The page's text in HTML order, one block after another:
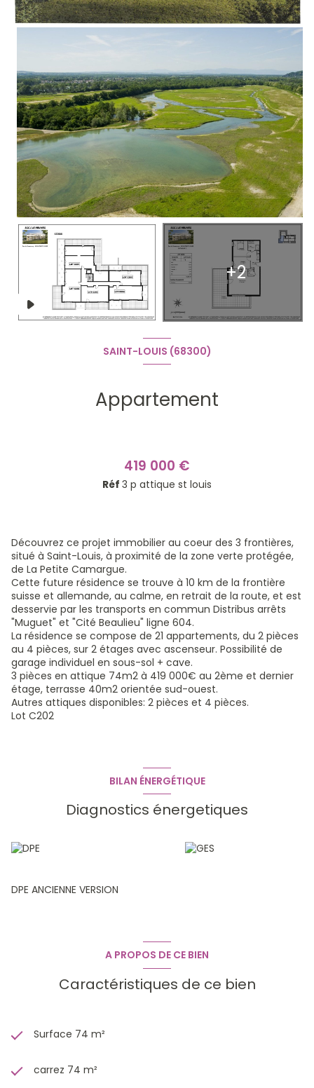
+2
SAINT-LOUIS (68300)
Appartement
419 000 €
Réf 3 p attique st louis
Découvrez ce projet immobilier au coeur des 3 frontières,
situé à Saint-Louis, à proximité de la zone verte protégée,
de La Petite Camargue.
Cette future résidence se trouve à 10 km de la frontière
suisse et allemande, au calme, en retrait de la route, et est
desservie par les transports en commun Distribus arrêts
"Muguet" et "Cité Beaulieu" ligne 604.
La résidence se compose de 21 appartements, du 2 pièces
au 4 pièces, sur 2 étages avec ascenseur. Possibilité de
garage individuel en sous-sol + cave.
3 pièces en attique 74m2 à 419 000€ au 2ème et dernier
étage, terrasse 40m2 orientée sud-ouest.
Autres attiques disponibles: 2 pièces et 4 pièces.
Lot C202
BILAN ÉNERGÉTIQUE
Diagnostics énergetiques
DPE ANCIENNE VERSION
A PROPOS DE CE BIEN
Caractéristiques de ce bien
Surface 74 m²
carrez 74 m²